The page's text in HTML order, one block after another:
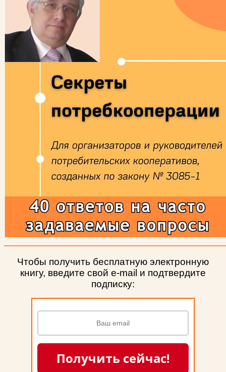
Чтобы получить бесплатную электронную
книгу, введите свой e-mail и подтвердите
подписку:
Получить сейчас!